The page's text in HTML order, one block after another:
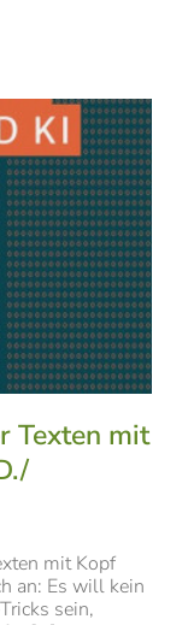
Texten mit
mit Kopf
an: Es will kein
sein,